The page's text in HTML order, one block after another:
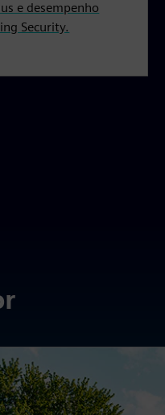
e desempenho
Security.